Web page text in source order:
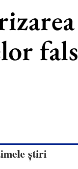
fals
știri